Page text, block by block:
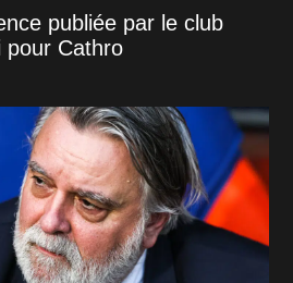
publiée par le club
pour Cathro